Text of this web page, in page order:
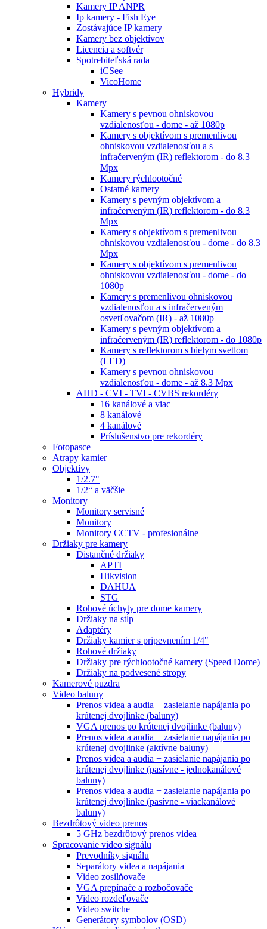
Kamery IP ANPR
Ip kamery - Fish Eye
Zostávajúce IP kamery
Kamery bez objektívov
Licencia a softvér
Spotrebiteľská rada
iCSee
VicoHome
Hybridy
Kamery
Kamery s pevnou ohniskovou
vzdialenosťou - dome - až 1080p
Kamery s objektívom s premenlivou
ohniskovou vzdialenosťou a s
infračerveným (IR) reflektorom - do 8.3
Mpx
Kamery rýchlootočné
Ostatné kamery
Kamery s pevným objektívom a
infračerveným (IR) reflektorom - do 8.3
Mpx
Kamery s objektívom s premenlivou
ohniskovou vzdialenosťou - dome - do 8.3
Mpx
Kamery s objektívom s premenlivou
ohniskovou vzdialenosťou - dome - do
1080p
Kamery s premenlivou ohniskovou
vzdialenosťou a s infračerveným
osvetľovačom (IR) - až 1080p
Kamery s pevným objektívom a
infračerveným (IR) reflektorom - do 1080p
Kamery s reflektorom s bielym svetlom
(LED)
Kamery s pevnou ohniskovou
vzdialenosťou - dome - až 8.3 Mpx
AHD - CVI - TVI - CVBS rekordéry
16 kanálové a viac
8 kanálové
4 kanálové
Príslušenstvo pre rekordéry
Fotopasce
Atrapy kamier
Objektívy
1/2.7"
1/2“ a väčšie
Monitory
Monitory servisné
Monitory
Monitory CCTV - profesionálne
Držiaky pre kamery
Distančné držiaky
APTI
Hikvision
DAHUA
STG
Rohové úchyty pre dome kamery
Držiaky na stĺp
Adaptéry
Držiaky kamier s pripevnením 1/4"
Rohové držiaky
Držiaky pre rýchlootočné kamery (Speed Dome)
Držiaky na podvesené stropy
Kamerové puzdra
Video baluny
Prenos videa a audia + zasielanie napájania po
krútenej dvojlinke (baluny)
VGA prenos po krútenej dvojlinke (baluny)
Prenos videa a audia + zasielanie napájania po
krútenej dvojlinke (aktívne baluny)
Prenos videa a audia + zasielanie napájania po
krútenej dvojlinke (pasívne - jednokanálové
baluny)
Prenos videa a audia + zasielanie napájania po
krútenej dvojlinke (pasívne - viackanálové
baluny)
Bezdrôtový video prenos
5 GHz bezdrôtový prenos videa
Spracovanie video signálu
Prevodníky signálu
Separátory videa a napájania
Video zosilňovače
VGA prepínače a rozbočovače
Video rozdeľovače
Video switche
Generátory symbolov (OSD)